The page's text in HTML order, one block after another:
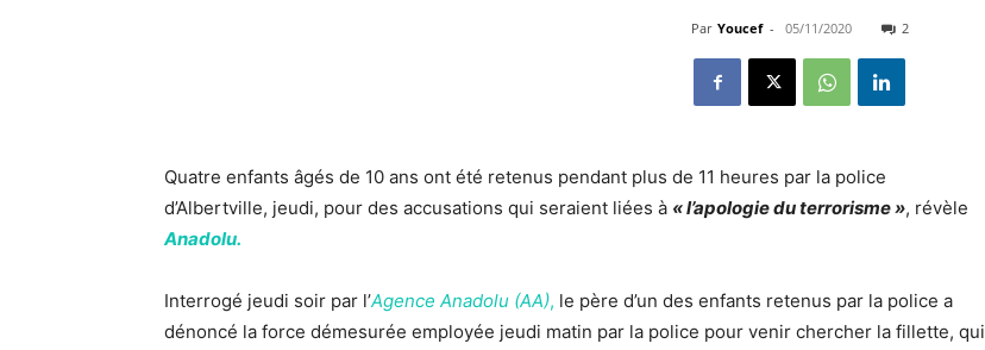
Par Youcef - 05/11/2020 2
Quatre enfants âgés de 10 ans ont été retenus pendant plus de 11 heures par la police
d’Albertville, jeudi, pour des accusations qui seraient liées à « l’apologie du terrorisme », révèle
Anadolu.
Interrogé jeudi soir par l’Agence Anadolu (AA), le père d’un des enfants retenus par la police a
dénoncé la force démesurée employée jeudi matin par la police pour venir chercher la fillette, qui